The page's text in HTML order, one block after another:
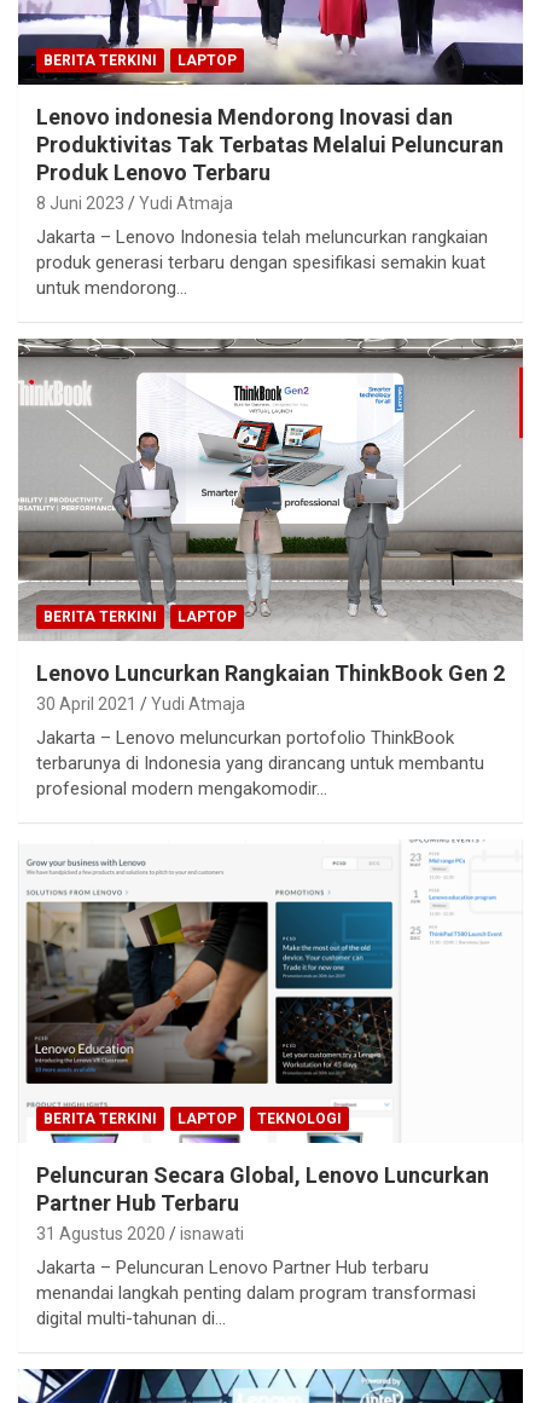
BERITA TERKINI LAPTOP
Lenovo indonesia Mendorong Inovasi dan
Produktivitas Tak Terbatas Melalui Peluncuran
Produk Lenovo Terbaru
8 Juni 2023 Yudi Atmaja
Jakarta – Lenovo Indonesia telah meluncurkan rangkaian
produk generasi terbaru dengan spesifikasi semakin kuat
untuk mendorong…
BERITA TERKINI LAPTOP
Lenovo Luncurkan Rangkaian ThinkBook Gen 2
30 April 2021 Yudi Atmaja
Jakarta – Lenovo meluncurkan portofolio ThinkBook
terbarunya di Indonesia yang dirancang untuk membantu
profesional modern mengakomodir…
BERITA TERKINI LAPTOP TEKNOLOGI
Peluncuran Secara Global, Lenovo Luncurkan
Partner Hub Terbaru
31 Agustus 2020 isnawati
Jakarta – Peluncuran Lenovo Partner Hub terbaru
menandai langkah penting dalam program transformasi
digital multi-tahunan di…